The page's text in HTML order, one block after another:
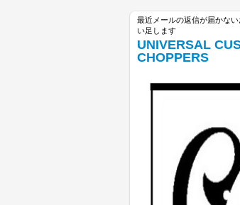
最近メールの返信が届かな
い足します
UNIVERSAL
CHOPPERS